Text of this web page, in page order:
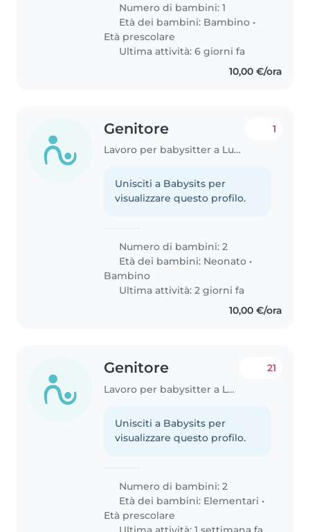
Numero di bambini: 1
Età dei bambini: Bambino •
Età prescolare
Ultima attività: 6 giorni fa
10,00 €/ora
Genitore
Lavoro per babysitter a Lucca
1
Unisciti a Babysits per
visualizzare questo profilo.
Numero di bambini: 2
Età dei bambini: Neonato •
Bambino
Ultima attività: 2 giorni fa
10,00 €/ora
Genitore
Lavoro per babysitter a Lucca
21
Unisciti a Babysits per
visualizzare questo profilo.
Numero di bambini: 2
Età dei bambini: Elementari •
Età prescolare